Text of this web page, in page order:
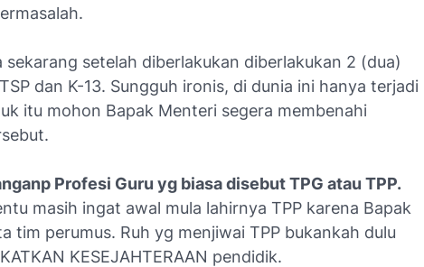
sekarang setelah diberlakukan diberlakukan 2 (dua)
dan K-13. Sungguh ironis, di dunia ini hanya terjadi
itu mohon Bapak Menteri segera membenahi
Profesi Guru yg biasa disebut TPG atau TPP.
masih ingat awal mula lahirnya TPP karena Bapak
tim perumus. Ruh yg menjiwai TPP bukankah dulu
KESEJAHTERAAN pendidik.